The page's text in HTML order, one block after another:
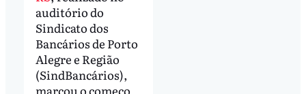
auditório do
Sindicato dos
Bancários de Porto
Alegre e Região
(SindBancários),
marcou o começo